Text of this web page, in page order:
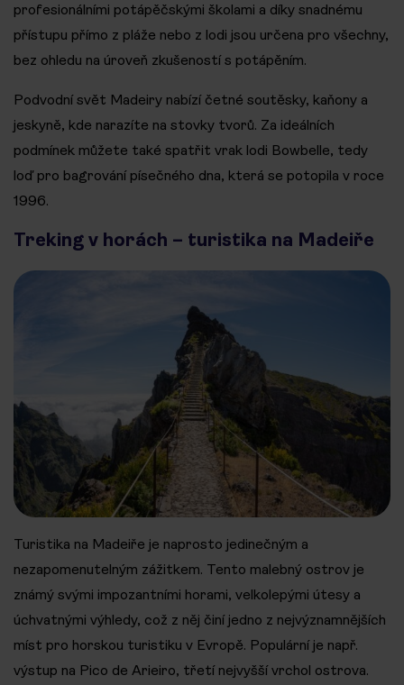
profesionálními potápěčskými školami a díky snadnému
přístupu přímo z pláže nebo z lodi jsou určena pro všechny,
bez ohledu na úroveň zkušeností s potápěním.
Podvodní svět Madeiry nabízí četné soutěsky, kaňony a
jeskyně, kde narazíte na stovky tvorů. Za ideálních
podmínek můžete také spatřit vrak lodi Bowbelle, tedy
loď pro bagrování písečného dna, která se potopila v roce
1996.
Treking v horách – turistika na Madeiře
Turistika na Madeiře je naprosto jedinečným a
nezapomenutelným zážitkem. Tento malebný ostrov je
známý svými impozantními horami, velkolepými útesy a
úchvatnými výhledy, což z něj činí jedno z nejvýznamnějších
míst pro horskou turistiku v Evropě. Populární je např.
výstup na Pico de Arieiro, třetí nejvyšší vrchol ostrova.